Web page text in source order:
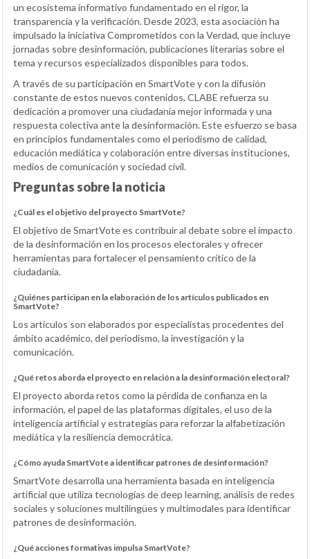
un ecosistema informativo fundamentado en el rigor, la
transparencia y la verificación. Desde 2023, esta asociación ha
impulsado la iniciativa Comprometidos con la Verdad, que incluye
jornadas sobre desinformación, publicaciones literarias sobre el
tema y recursos especializados disponibles para todos.
A través de su participación en SmartVote y con la difusión
constante de estos nuevos contenidos, CLABE refuerza su
dedicación a promover una ciudadanía mejor informada y una
respuesta colectiva ante la desinformación. Este esfuerzo se basa
en principios fundamentales como el periodismo de calidad,
educación mediática y colaboración entre diversas instituciones,
medios de comunicación y sociedad civil.
Preguntas sobre la noticia
¿Cuál es el objetivo del proyecto SmartVote?
El objetivo de SmartVote es contribuir al debate sobre el impacto
de la desinformación en los procesos electorales y ofrecer
herramientas para fortalecer el pensamiento crítico de la
ciudadanía.
¿Quiénes participan en la elaboración de los artículos publicados en
SmartVote?
Los artículos son elaborados por especialistas procedentes del
ámbito académico, del periodismo, la investigación y la
comunicación.
¿Qué retos aborda el proyecto en relación a la desinformación electoral?
El proyecto aborda retos como la pérdida de confianza en la
información, el papel de las plataformas digitales, el uso de la
inteligencia artificial y estrategias para reforzar la alfabetización
mediática y la resiliencia democrática.
¿Cómo ayuda SmartVote a identificar patrones de desinformación?
SmartVote desarrolla una herramienta basada en inteligencia
artificial que utiliza tecnologías de deep learning, análisis de redes
sociales y soluciones multilingües y multimodales para identificar
patrones de desinformación.
¿Qué acciones formativas impulsa SmartVote?